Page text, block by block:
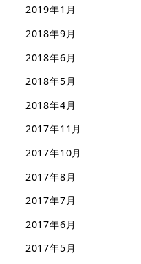
2019年1月
2018年9月
2018年6月
2018年5月
2018年4月
2017年11月
2017年10月
2017年8月
2017年7月
2017年6月
2017年5月